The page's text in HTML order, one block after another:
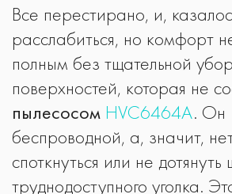
Все перестирано, и,
расслабиться, но комфорт
полным без тщательной
поверхностей, которая не
пылесосом HVC6464A. Он
беспроводной, а, значит,
споткнуться или не
труднодоступного уголка.